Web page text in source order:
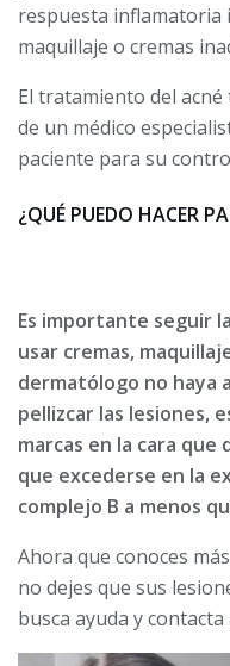
respuesta inflamatoria
maquillaje o cremas
El tratamiento del
de un médico
paciente para su
¿QUÉ PUEDO HACER
Es importante seguir
usar cremas,
dermatólogo no haya
pellizcar las lesiones,
marcas en la cara que
que excederse en la
complejo B a menos
Ahora que conoces
no dejes que sus
busca ayuda y